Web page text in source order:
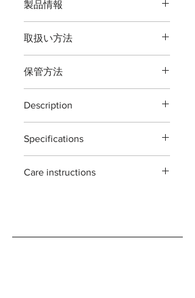
製品情報
全長：約１９０ミリ
重量：約１７０グラム
刃渡：約６０ミリ
鋼材： 高炭素刃物鋼 -鍛造- JIS [
Japanese Industrial Standards ]
天然木 胡桃（くるみ）
刃先約５ミリ
付属：刃研保証書（１回無料券）
取扱い方法
ミリまでです。
バラ・花の剪定、園芸用の道具です。
植物以外の切断、無理な使い方をする
と破損する場合がございますご注意く
ださい。
※灌木・造花・針金・竹は切断できま
保管方法
た汚れをよくふき取り道具箱や室内で
の保管をおすすめいたします。汚れを
ふき取る際に刃物用油（ミシン油でも
よい）で拭き取り本体を保護する事で
錆びが発生しにくくなります。
ご自分で刃を研ぎ直される場合は専用
Description
The T102 Flower secateurs walnut are
designed for general garden use.
branches,roses,flower and
Specifications
forging' + walnut trim
Care instructions